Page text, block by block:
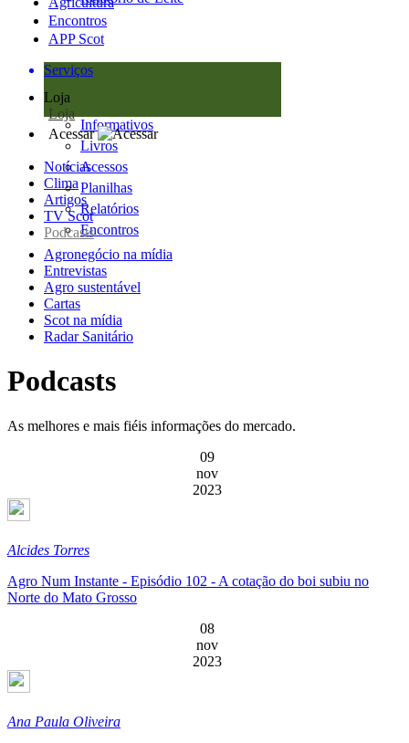
Encontros
APP Scot
Serviços
Loja
Loja
Informativos
Livros
Acessos
Planilhas
Relatórios
Encontros
Acessar
Notícias
Clima
Artigos
TV Scot
Podcasts
Agronegócio na mídia
Entrevistas
Agro sustentável
Cartas
Scot na mídia
Radar Sanitário
Podcasts
As melhores e mais fiéis informações do mercado.
09
nov
2023
Alcides Torres
Agro Num Instante - Episódio 102 - A cotação do boi subiu no
Norte do Mato Grosso
08
nov
2023
Ana Paula Oliveira